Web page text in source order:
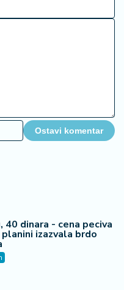
Ostavi komentar
40 dinara - cena peciva
izazvala brdo